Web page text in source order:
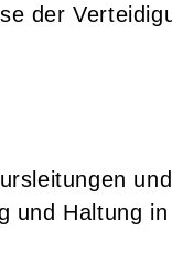
der
Haltung